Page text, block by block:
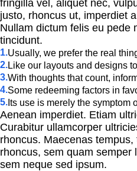
fringilla vel, aliquet nec,
justo, rhoncus ut, imperdiet
Nullam dictum felis eu pede
tincidunt.
Usually, we prefer the real
Like our layouts and designs
With thoughts that count,
Some redeeming factors in
Its use is merely the symptom
Aenean imperdiet. Etiam
Curabitur ullamcorper
rhoncus. Maecenas
rhoncus, sem quam semper
sem neque sed ipsum.